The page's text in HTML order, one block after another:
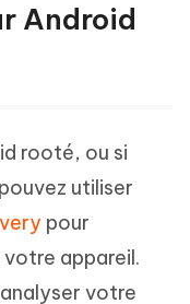
Android
rooté, ou si
utiliser
pour
appareil.
votre